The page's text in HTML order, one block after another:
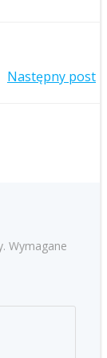
Następny post
Wymagane